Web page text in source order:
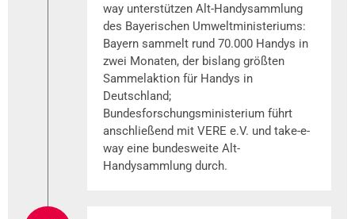
way unterstützen Alt-Handysammlung
des Bayerischen Umweltministeriums:
Bayern sammelt rund 70.000 Handys in
zwei Monaten, der bislang größten
Sammelaktion für Handys in
Deutschland;
Bundesforschungsministerium führt
anschließend mit VERE e.V. und take-e-
way eine bundesweite Alt-
Handysammlung durch.